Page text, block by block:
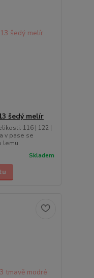
šedý melír
116 | 122 |
v pase se
lemu
Skladem